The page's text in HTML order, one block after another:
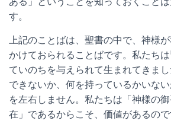
す。
上記のことばは、聖書の中で、神様
かけておられることばです。私たち
ていのちを与えられて生まれてきま
できないか、何を持っているかいな
を左右しません。私たちは「神様の
在」であるからこそ、価値があるので